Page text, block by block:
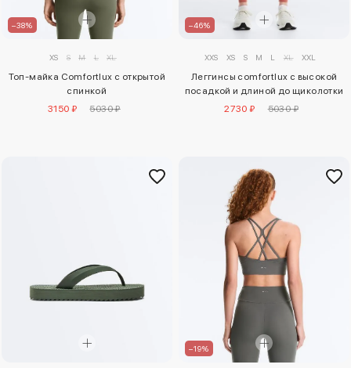
–38%
XS S M L XL
Топ-майка Comfortlux с открытой
спинкой
3150 ₽
5030 ₽
–46%
XXS XS S M L XL XXL
Леггинсы comfortlux с высокой
посадкой и длиной до щиколотки
2730 ₽
5030 ₽
–19%